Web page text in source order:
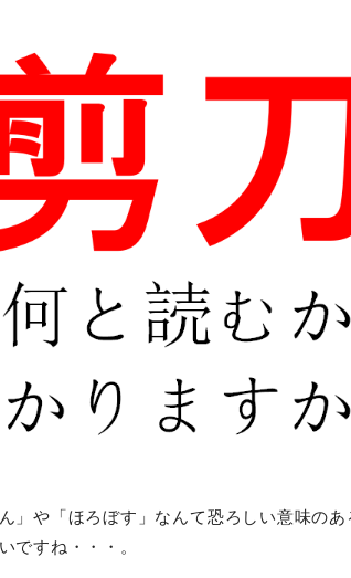
」や「ほろぼす」なんて恐ろしい意味のあ
ですね・・・。